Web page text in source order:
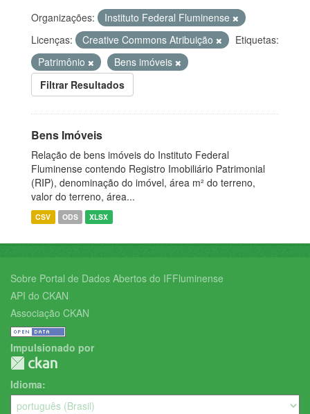
Organizações:
Instituto Federal Fluminense
Licenças:
Creative Commons Atribuição
Etiquetas:
Patrimônio
Bens imóveis
Filtrar Resultados
Bens Imóveis
Relação de bens imóveis do Instituto Federal
Fluminense contendo Registro Imobiliário Patrimonial
(RIP), denominação do imóvel, área m² do terreno,
valor do terreno, área...
CSV ODS XLSX
Sobre Portal de Dados Abertos do IFFluminense
API do CKAN
Associação CKAN
Impulsionado por
Idioma